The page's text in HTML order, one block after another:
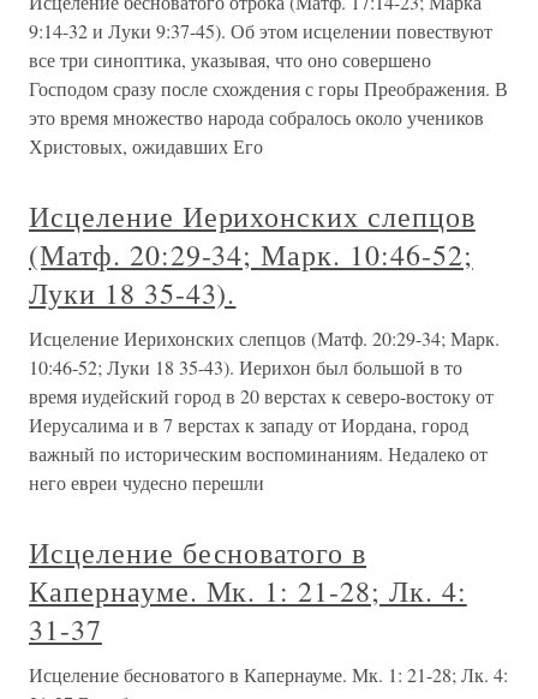
9:14-32 и Луки 9:37-45). Об этом исцелении повествуют
все три синоптика, указывая, что оно совершено
Господом сразу после схождения с горы Преображения. В
это время множество народа собралось около учеников
Христовых, ожидавших Его
Исцеление Иерихонских слепцов
(Матф. 20:29-34; Марк. 10:46-52;
Луки 18 35-43).
Исцеление Иерихонских слепцов (Матф. 20:29-34; Марк.
10:46-52; Луки 18 35-43). Иерихон был большой в то
время иудейский город в 20 верстах к северо-востоку от
Иерусалима и в 7 верстах к западу от Иордана, город
важный по историческим воспоминаниям. Недалеко от
него евреи чудесно перешли
Исцеление бесноватого в
Капернауме. Мк. 1: 21-28; Лк. 4:
31-37
Исцеление бесноватого в Капернауме. Мк. 1: 21-28; Лк. 4: